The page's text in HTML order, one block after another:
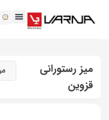
میز رستورانی
قزوین